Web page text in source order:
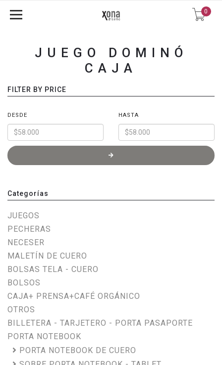
0
JUEGO DOMINÓ
CAJA
FILTER BY PRICE
DESDE HASTA
Categorías
JUEGOS
PECHERAS
NECESER
MALETÍN DE CUERO
BOLSAS TELA - CUERO
BOLSOS
CAJA+ PRENSA+CAFÉ ORGÁNICO
OTROS
BILLETERA - TARJETERO - PORTA PASAPORTE
PORTA NOTEBOOK
PORTA NOTEBOOK DE CUERO